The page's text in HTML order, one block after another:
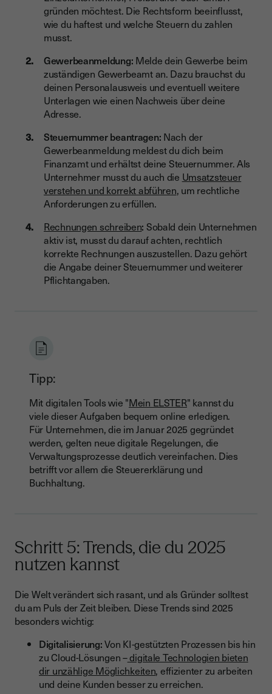
gründen möchtest. Die Rechtsform beeinflusst,
wie du haftest und welche Steuern du zahlen
musst.
Gewerbeanmeldung: Melde dein Gewerbe beim
zuständigen Gewerbeamt an. Dazu brauchst du
deinen Personalausweis und eventuell weitere
Unterlagen wie einen Nachweis über deine
Adresse.
Steuernummer beantragen: Nach der
Gewerbeanmeldung meldest du dich beim
Finanzamt und erhältst deine Steuernummer. Als
Unternehmer musst du auch die Umsatzsteuer
verstehen und korrekt abführen, um rechtliche
Anforderungen zu erfüllen.
Rechnungen schreiben: Sobald dein Unternehmen
aktiv ist, musst du darauf achten, rechtlich
korrekte Rechnungen auszustellen. Dazu gehört
die Angabe deiner Steuernummer und weiterer
Pflichtangaben.
Tipp:
Mit digitalen Tools wie "Mein ELSTER" kannst du
viele dieser Aufgaben bequem online erledigen.
Für Unternehmen, die im Januar 2025 gegründet
werden, gelten neue digitale Regelungen, die
Verwaltungsprozesse deutlich vereinfachen. Dies
betrifft vor allem die Steuererklärung und
Buchhaltung.
Schritt 5: Trends, die du 2025
nutzen kannst
Die Welt verändert sich rasant, und als Gründer solltest
du am Puls der Zeit bleiben. Diese Trends sind 2025
besonders wichtig:
Digitalisierung:Von KI-gestützten Prozessen bis hin
zu Cloud-Lösungen –digitale Technologien bieten
dir unzählige Möglichkeiten, effizienter zu arbeiten
und deine Kunden besser zu erreichen.